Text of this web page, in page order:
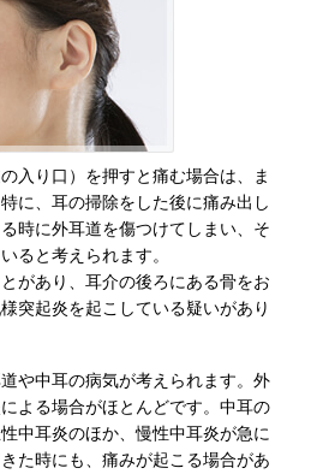
入り口）を押すと痛む場合は、ま
に、耳の掃除をした後に痛み出し
時に外耳道を傷つけてしまい、そ
ると考えられます。
があり、耳介の後ろにある骨をお
突起炎を起こしている疑いがあり
や中耳の病気が考えられます。外
よる場合がほとんどです。中耳の
中耳炎のほか、慢性中耳炎が急に
た時にも、痛みが起こる場合があ